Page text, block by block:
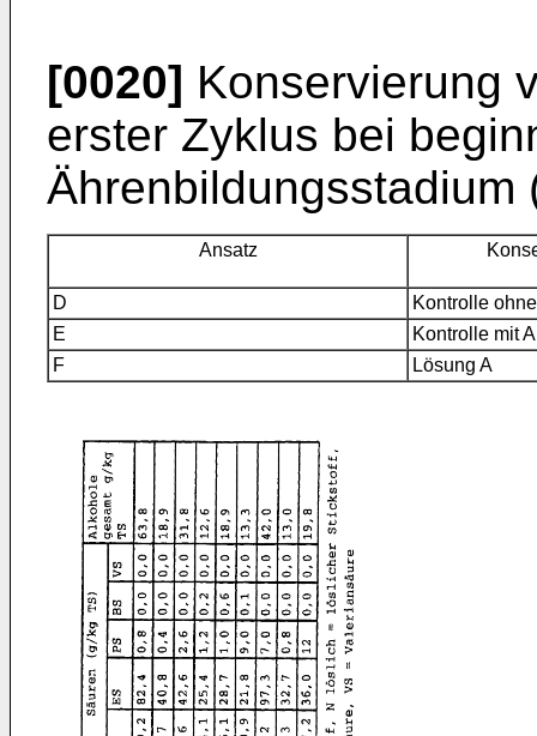
[0020] Konservierung
erster Zyklus bei
Ährenbildungsstadium
Ansatz
D
Kontrolle
E
Kontrolle mit
F
Lösung A